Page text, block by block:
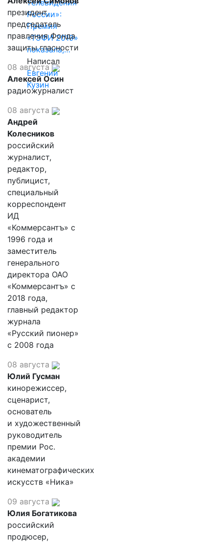
телевидения
России»:
Премия
«ТЭФИ 2019»
показала,…
Написал
Евгений
Кузин
президент,
председатель
правления Фонда
защиты гласности
08 августа
Алексей Осин
радиожурналист
08 августа
Андрей
Колесников
российский
журналист,
редактор,
публицист,
специальный
корреспондент
ИД
«Коммерсантъ» с
1996 года и
заместитель
генерального
директора ОАО
«Коммерсантъ» с
2018 года,
главный редактор
журнала
«Русский пионер»
с 2008 года
08 августа
Юлий Гусман
кинорежиссер,
сценарист,
основатель
и художественный
руководитель
премии Рос.
академии
кинематографических
искусств «Ника»
09 августа
Юлия Богатикова
российский
продюсер,